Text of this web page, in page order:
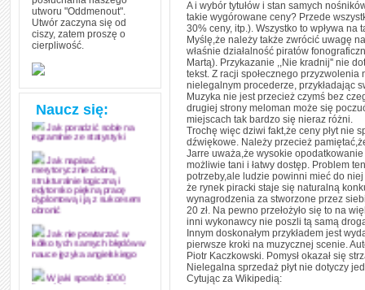
utworu "Oddmenout".
Utwór zaczyna się od
ciszy, zatem proszę o
cierpliwość.
Naucz się:
grozy w muzyce
Jak zdać każdy
mistrzów
Jak poradzić sobie na
egzaminie ze statystyki
Jak napisać
merytorycznie dobrą,
strukturalnie logiczną i
edytorsko piękną pracę
dyplomową i ją z sukcesem
obronić
Jak nie powtarzać w
kółko tych samych błędów w
nauce języka angielskiego
W jaki sposób 1000
A i wybór tytułów i stan samych
takie wygórowane ceny? Przede
30% ceny, itp.). Wszystko to wpływa na
Myślę,że należy także zwrócić uwagę
właśnie działalność piratów
Martą). Przykazanie ,,Nie kradnij'' nie
tekst. Z racji społecznego
nielegalnym procederze, przykładając
Muzyka nie jest przecież czymś bez
drugiej strony meloman może się
miejscach tak bardzo się nieraz różni.
Trochę więc dziwi fakt,że ceny płyt nie
dźwiękowe. Należy przecież
Jarre uważa,że wysokie
możliwie tani i łatwy dostęp. Problem
potrzeby,ale ludzie powinni mieć do
że rynek piracki staje się naturalną
wynagrodzenia za stworzone przez
20 zł. Na pewno przełożyło się to na
inni wykonawcy nie poszli tą samą
Innym doskonałym przykładem jest
pierwsze kroki na muzycznej scenie.
Piotr Kaczkowski. Pomysł okazał się
Nielegalna sprzedaż płyt nie dotyczy
Cytując za Wikipedią: